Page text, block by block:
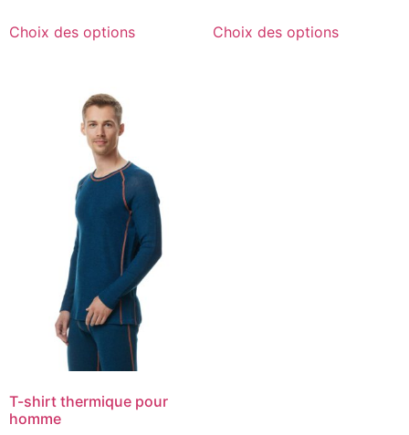
Choix des options Choix des options
T-shirt thermique pour
homme